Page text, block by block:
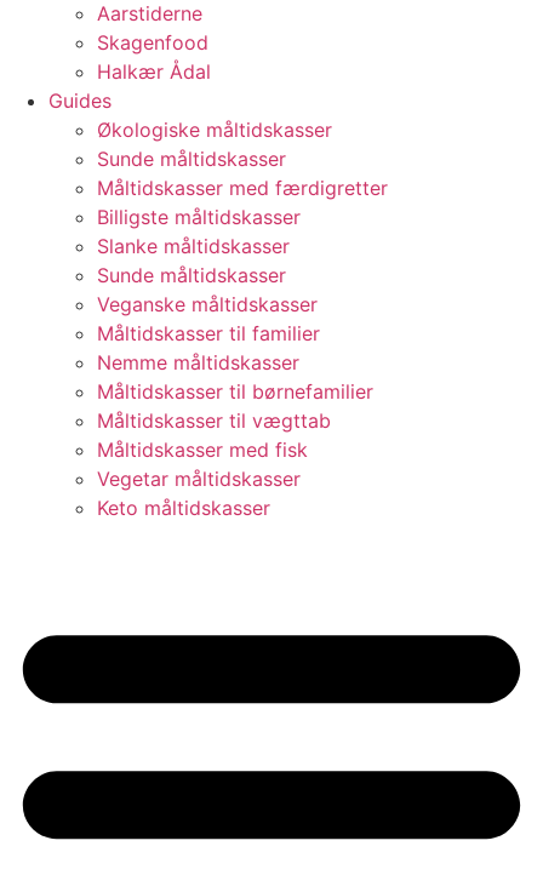
Aarstiderne
Skagenfood
Halkær Ådal
Guides
Økologiske måltidskasser
Sunde måltidskasser
Måltidskasser med færdigretter
Billigste måltidskasser
Slanke måltidskasser
Sunde måltidskasser
Veganske måltidskasser
Måltidskasser til familier
Nemme måltidskasser
Måltidskasser til børnefamilier
Måltidskasser til vægttab
Måltidskasser med fisk
Vegetar måltidskasser
Keto måltidskasser